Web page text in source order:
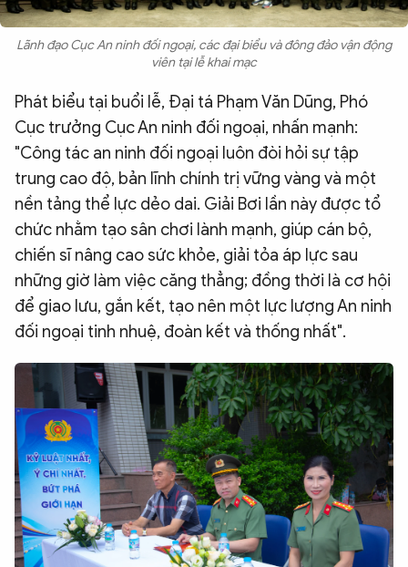
Chuyên đề
Lãnh đạo Cục An ninh đối ngoại, các đại biểu và đông đảo vận động
viên tại lễ khai mạc
Phát biểu tại buổi lễ, Đại tá Phạm Văn Dũng, Phó
Cục trưởng Cục An ninh đối ngoại, nhấn mạnh:
"Công tác an ninh đối ngoại luôn đòi hỏi sự tập
trung cao độ, bản lĩnh chính trị vững vàng và một
nền tảng thể lực dẻo dai. Giải Bơi lần này được tổ
chức nhằm tạo sân chơi lành mạnh, giúp cán bộ,
chiến sĩ nâng cao sức khỏe, giải tỏa áp lực sau
những giờ làm việc căng thẳng; đồng thời là cơ hội
để giao lưu, gắn kết, tạo nên một lực lượng An ninh
đối ngoại tinh nhuệ, đoàn kết và thống nhất".